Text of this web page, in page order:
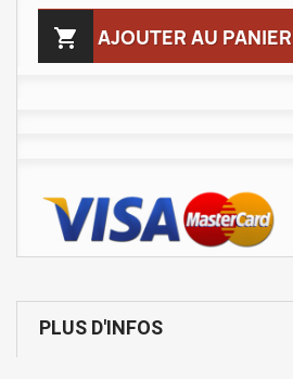
 AJOUTER AU PANIER
PLUS D'INFOS